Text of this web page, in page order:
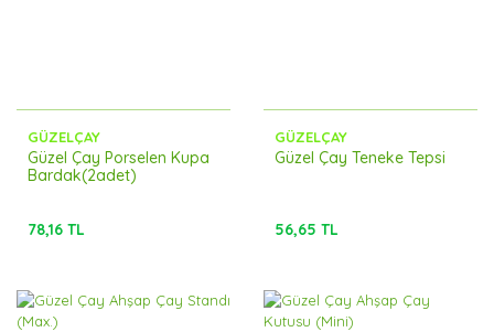
GÜZELÇAY
Güzel Çay Porselen Kupa
Bardak(2adet)
78,16 TL
GÜZELÇAY
Güzel Çay Teneke Tepsi
56,65 TL